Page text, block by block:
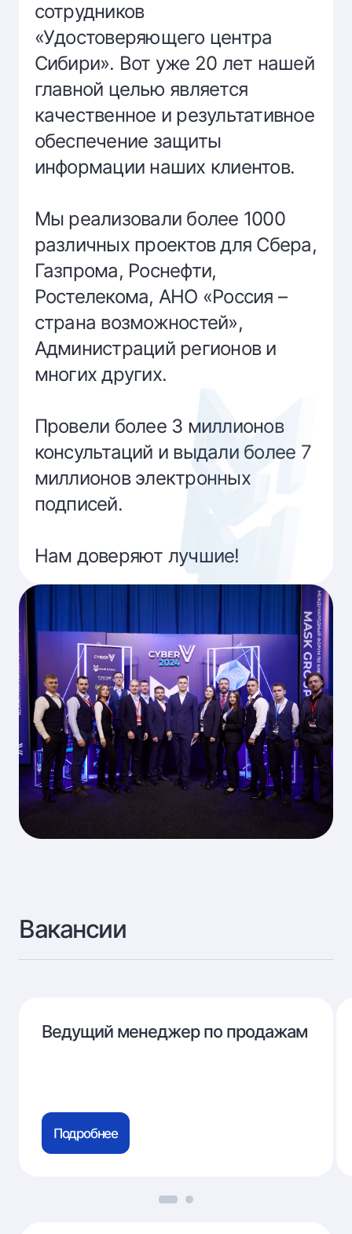
сотрудников
«Удостоверяющего центра
Сибири». Вот уже 20 лет нашей
главной целью является
качественное и результативное
обеспечение защиты
информации наших клиентов.
Мы реализовали более 1000
различных проектов для Сбера,
Газпрома, Роснефти,
Ростелекома, АНО «Россия –
страна возможностей»,
Администраций регионов и
многих других.
Провели более 3 миллионов
консультаций и выдали более 7
миллионов электронных
подписей.
Нам доверяют лучшие!
Вакансии
Ведущий менеджер по продажам
Подробнее